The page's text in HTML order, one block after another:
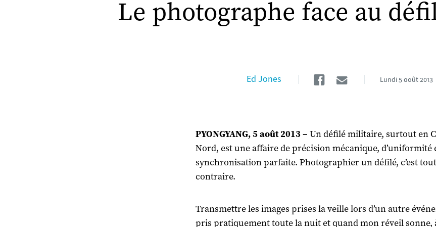
Le photographe face au
Ed Jones Facebook
Email
Lundi 5 août 2013
PYONGYANG, 5 août 2013 – Un défilé militaire, surtout en
Nord, est une affaire de précision mécanique, d’uniformité
synchronisation parfaite. Photographier un défilé, c’est
contraire.
Transmettre les images prises la veille lors d’un autre
pris pratiquement toute la nuit et quand mon réveil sonne,